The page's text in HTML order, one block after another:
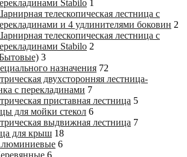
Stabilo 1
телескопическая лестница с
и 4 удлинителями боковин 2
телескопическая лестница с
Stabilo 2
3
назначения 72
двухсторонняя лестница-
с перекладинами 7
приставная лестница 5
для мойки стекол 6
выдвижная лестница 7
для крыш 18
6
6